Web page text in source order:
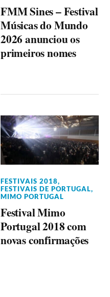
FMM Sines – Festival
Músicas do Mundo
2026 anunciou os
primeiros nomes
FESTIVAIS 2018,
FESTIVAIS DE PORTUGAL,
MIMO PORTUGAL
Festival Mimo
Portugal 2018 com
novas confirmações